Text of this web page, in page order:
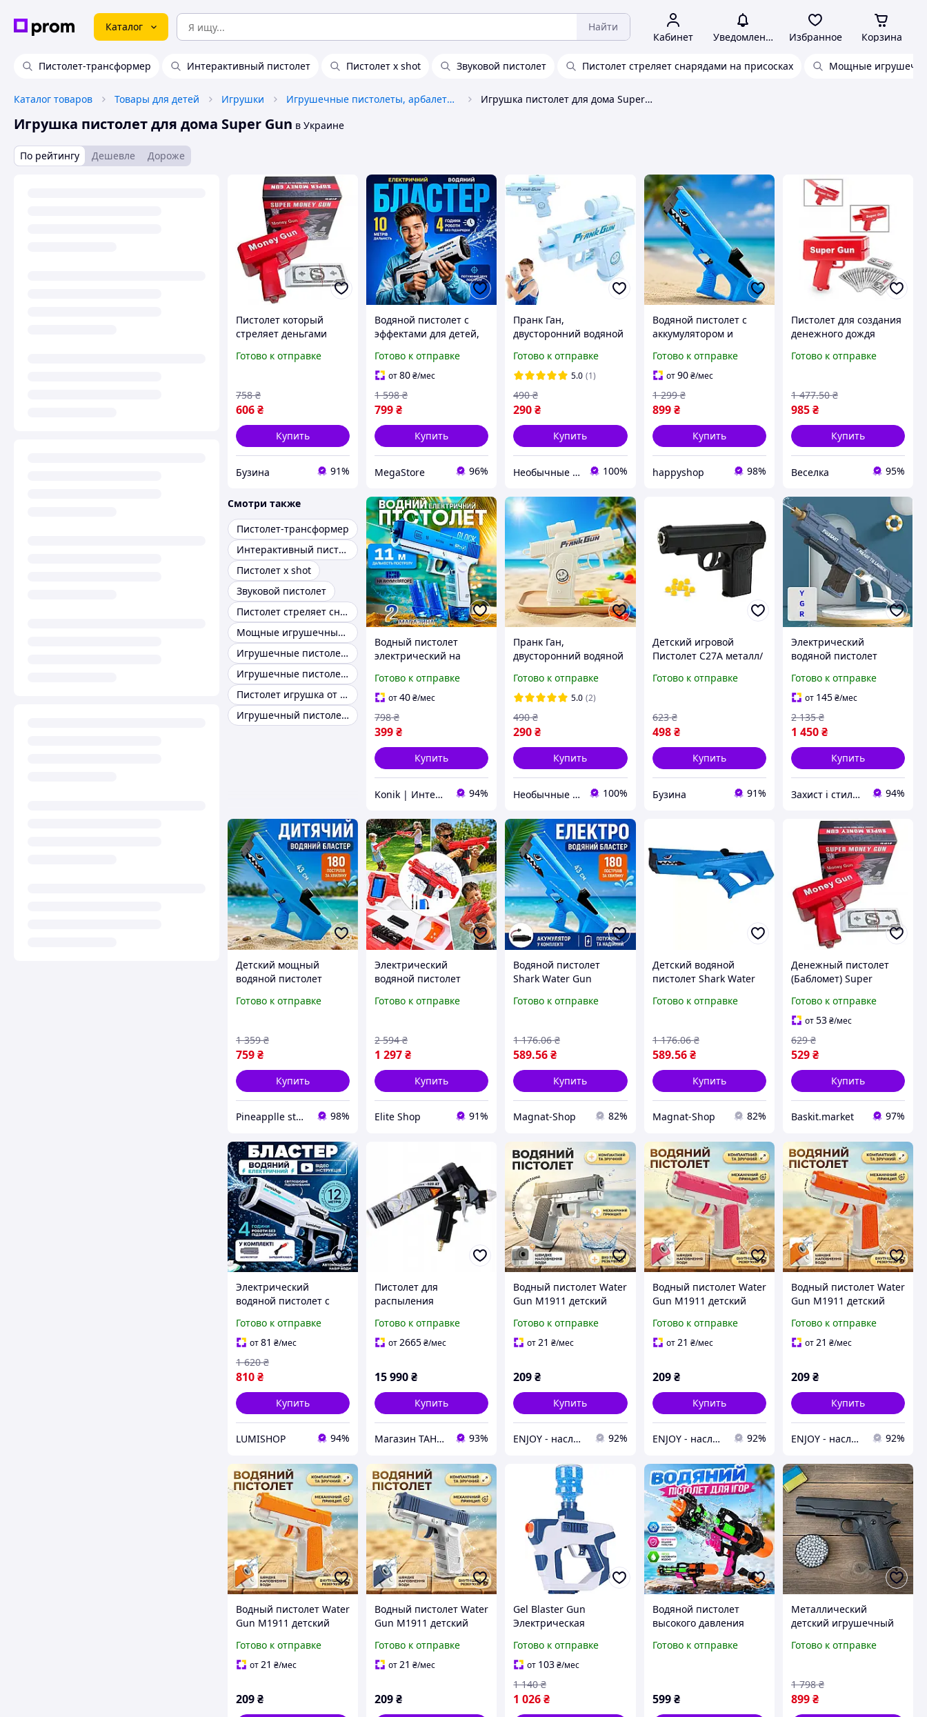
Каталог Найти
Кабинет Уведомления Избранное Корзина
Пистолет-трансформер Интерактивный пистолет Пистолет x shot Звуковой пистолет Пистолет стреляет снарядами на присосках Мощные
Каталог товаров Товары для детей Игрушки Игрушечные пистолеты, арбалеты и сабли Игрушка пистолет для дома Super Gun
Игрушка пистолет для дома Super Gun в Украине
По рейтингу Дешевле Дороже
Пистолет который
стреляет деньгами
buzyna
Готово к отправке
606₴
758 ₴
Купить
Бузина 91%
Водяной пистолет с
эффектами для детей,
электрический автомат
для воды с мощным
аккумулятором,Electric
Water Gun,белый
Готово к отправке
от80₴/мес
799₴
1 598 ₴
Купить
MegaStore 96%
Пранк Ган,
двусторонний водяной
розыгрышей, бластер с
двумя режимами,
игрушка синий Код 00-
0669
Готово к отправке
5.0 (1)
290₴
490 ₴
Купить
Необычные товары 100%
Водяной пистолет с
аккумулятором и
Water Gun детское
оружие игрушка для
летних игр
Готово к отправке
от90 ₴/мес
899 ₴
1 299 ₴
Купить
happyshop 98%
Пистолет для создания
денежного дождя
вечеринок 50 муляжей
FLAME
Готово к отправке
985₴
1 477.50 ₴
Купить
Веселка 95%
Смотри также
Пистолет-трансформер
Интерактивный пистолет
Пистолет x shot
Звуковой пистолет
Пистолет стреляет снарядами на присосках
Мощные игрушечные пистолеты
Игрушечные пистолеты светящиеся
Игрушечные пистолеты набор
Пистолет игрушка от 7 лет
Игрушечный пистолет снаряды
Водный пистолет
электрический на
резервуарами Water
Gun Glock-18 для детей
и взрослых
Готово к отправке
от40₴/мес
399₴
798 ₴
Купить
Konik | Интернет-магазин 94%
Пранк Ган,
двусторонний водяной
розыгрышей, бластер с
двумя режимами,
игрушка белый Код 00-
0667
Готово к отправке
5.0 (2)
290₴
490 ₴
Купить
Необычные товары 100%
Детский игровой
Пистолет C27A металл/
пульками 6 мм buzyna
Готово к отправке
498 ₴
623 ₴
Купить
Бузина 91%
Электрический
водяной пистолет
детей и взрослых с
дальностью выстрела
9м и резервуаром
600мл
Готово к отправке
от 145₴/мес
1 450₴
2 135 ₴
Купить
Захист і стиль — в одному магазині 94%
Детский мощный
водяной пистолет
автомат для игр в воде
Готово к отправке
759₴
1 359 ₴
Купить
Pineapplle store 98%
Электрический
водяной пистолет
детский водный
Готово к отправке
1 297₴
2 594 ₴
Купить
Elite Shop 91%
Водяной пистолет
Shark Water Gun
водный бластер для
Готово к отправке
589.56₴
1 176.06 ₴
Купить
Magnat-Shop 82%
Детский водяной
пистолет Shark Water
автомат для летних игр
Готово к отправке
589.56 ₴
1 176.06 ₴
Купить
Magnat-Shop 82%
Денежный пистолет
(Бабломет) Super
50 купюр
Готово к отправке
от53₴/мес
529₴
629 ₴
Купить
Baskit.market 97%
Электрический
водяной пистолет с
автомат с эффектами
для детей и
взрослых,водный
Water Gun
аккумулятором,белый
Готово к отправке
от81 ₴/мес
810₴
1 620 ₴
Купить
LUMISHOP 94%
Пистолет для
распыления
Gun
Готово к отправке
от2665₴/мес
15 990₴
Купить
Магазин ТАНДЕМ: Ваш надійний партнер в фарбуванні авто! Безкоштовна доставка від 7000 грн! 93%
Водный пистолет Water
Gun M1911 детский
внутренним
резервуаром для воды
Готово к отправке
от21 ₴/мес
209₴
Купить
ENJOY - наслаждайтесь покупками вместе с нами! 92%
Водный пистолет Water
Gun M1911 детский
внутренним
резервуаром для воды
Готово к отправке
от21 ₴/мес
209 ₴
Купить
ENJOY - наслаждайтесь покупками вместе с нами! 92%
Водный пистолет Water
Gun M1911 детский
внутренним
резервуаром для воды
Готово к отправке
от21 ₴/мес
209₴
Купить
ENJOY - наслаждайтесь покупками вместе с нами! 92%
Водный пистолет Water
Gun M1911 детский
внутренним
резервуаром для воды
Готово к отправке
от21 ₴/мес
209₴
Водный пистолет Water
Gun M1911 детский
внутренним
резервуаром для воды
Готово к отправке
от21 ₴/мес
209₴
Gel Blaster Gun
Электрическая
Рождественский
автомат на орбизах
Готово к отправке
от 103₴/мес
1 026₴
1 140 ₴
Водяной пистолет
высокого давления
оружие с высокой
летних игр водные
игруш
Готово к отправке
599 ₴
Металлический
детский игрушечный
1911 на шарах
пистолет на пульках
для детей железный
Готово к отправке
899₴
1 798 ₴